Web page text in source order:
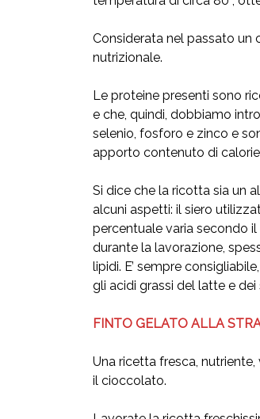
Considerata nel passato un
nutrizionale.
Le proteine presenti sono
e che, quindi, dobbiamo
selenio, fosforo e zinco e
apporto contenuto di
Si dice che la ricotta sia un
alcuni aspetti: il siero
percentuale varia secondo
durante la lavorazione,
lipidi. E’ sempre
gli acidi grassi del latte e
FINTO GELATO ALLA
Una ricetta fresca,
il cioccolato.